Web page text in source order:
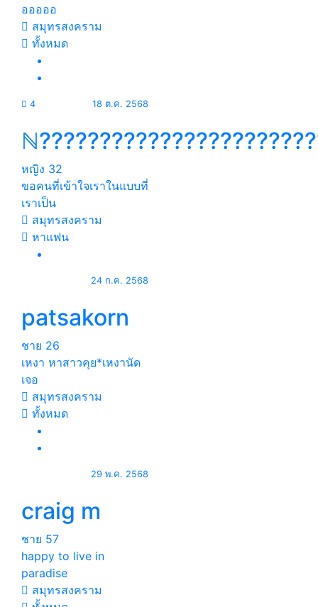
อออออ
สมุทรสงคราม
ทั้งหมด
4 18 ต.ค. 2568
หญิง 32
ขอคนที่เข้าใจเราในแบบที่
เราเป็น
สมุทรสงคราม
หาแฟน
24 ก.ค. 2568
patsakorn
ชาย 26
เหงา หาสาวคุย*เหงานัด
เจอ
สมุทรสงคราม
ทั้งหมด
29 พ.ค. 2568
craig m
ชาย 57
happy to live in
paradise
สมุทรสงคราม